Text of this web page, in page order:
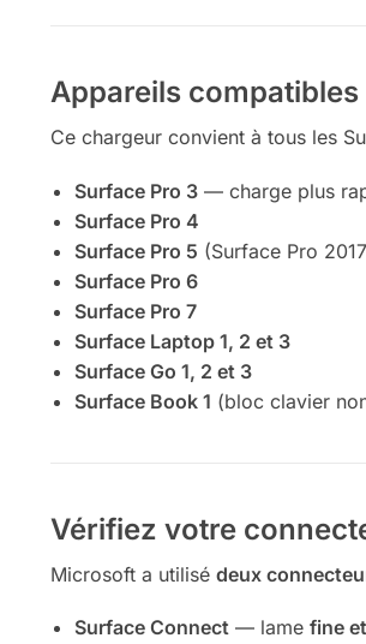
Appareils compatibles
Ce chargeur convient à tous les
Surface Pro 3— charge plus
Surface Pro 4
Surface Pro 5 (Surface Pro
Surface Pro 6
Surface Pro 7
Surface Laptop 1, 2 et 3
Surface Go 1, 2 et 3
Surface Book 1 (bloc clavier
Vérifiez votre
Microsoft a utilisé deux
Surface Connect— lame fine